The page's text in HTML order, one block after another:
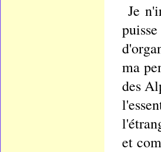
Je
ma
des
et